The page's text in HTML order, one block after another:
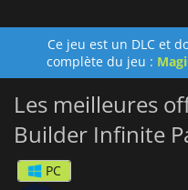
Ce jeu est un DLC et
complète du jeu :
Les meilleures
Builder Infinite
PC